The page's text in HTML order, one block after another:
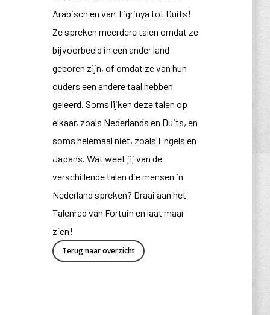
Arabisch en van Tigrinya tot Duits!
Ze spreken meerdere talen omdat ze
bijvoorbeeld in een ander land
geboren zijn, of omdat ze van hun
ouders een andere taal hebben
geleerd. Soms lijken deze talen op
elkaar, zoals Nederlands en Duits, en
soms helemaal niet, zoals Engels en
Japans. Wat weet jij van de
verschillende talen die mensen in
Nederland spreken? Draai aan het
Talenrad van Fortuin en laat maar
zien!
Terug naar overzicht